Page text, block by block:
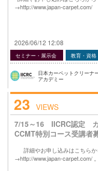
→http://www.japan-carpet.com/
2026/06/12 12:08
セミナー・展示会 教育・資格
日本カーペットクリーナ
アカデミー
23 VIEWS
7/15～16 IICRC認定 カ
CCMT特別コース受講者
詳細やお申し込みはこちらか
→http://www.japan-carpet.com/ 。